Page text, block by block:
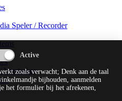
Speler / Recorder
zoals verwacht; Denk aan de taal
bijhouden, aanmelden
het formulier bij het afrekenen,